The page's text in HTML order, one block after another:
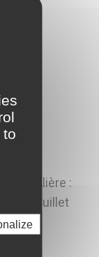
journalière :
(31 juillet
to